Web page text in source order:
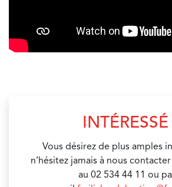
INTÉRESSÉ
Vous désirez de plus amples
n’hésitez jamais à nous
au 02 534 44 11 ou